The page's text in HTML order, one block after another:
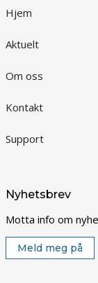
Hjem
Aktuelt
Om oss
Kontakt
Support
Nyhetsbrev
Motta info om
Meld meg på